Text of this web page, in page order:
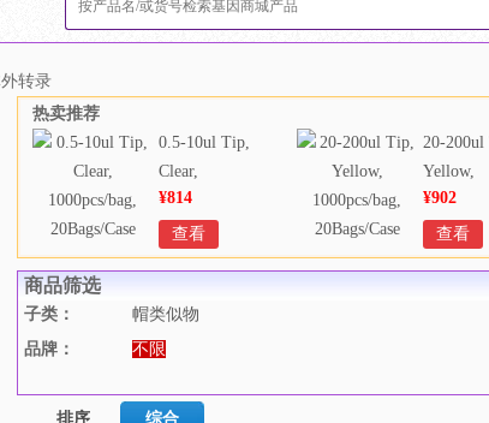
转录
热卖推荐
0.5-10ul Tip,
Clear,
1000pcs/bag,
20Bags/Case
¥814
查看
20-200ul
Yellow,
1000pcs/
20Bags/
¥902
查看
商品筛选
子类：
帽类似物
品牌：
不限
排序 综合